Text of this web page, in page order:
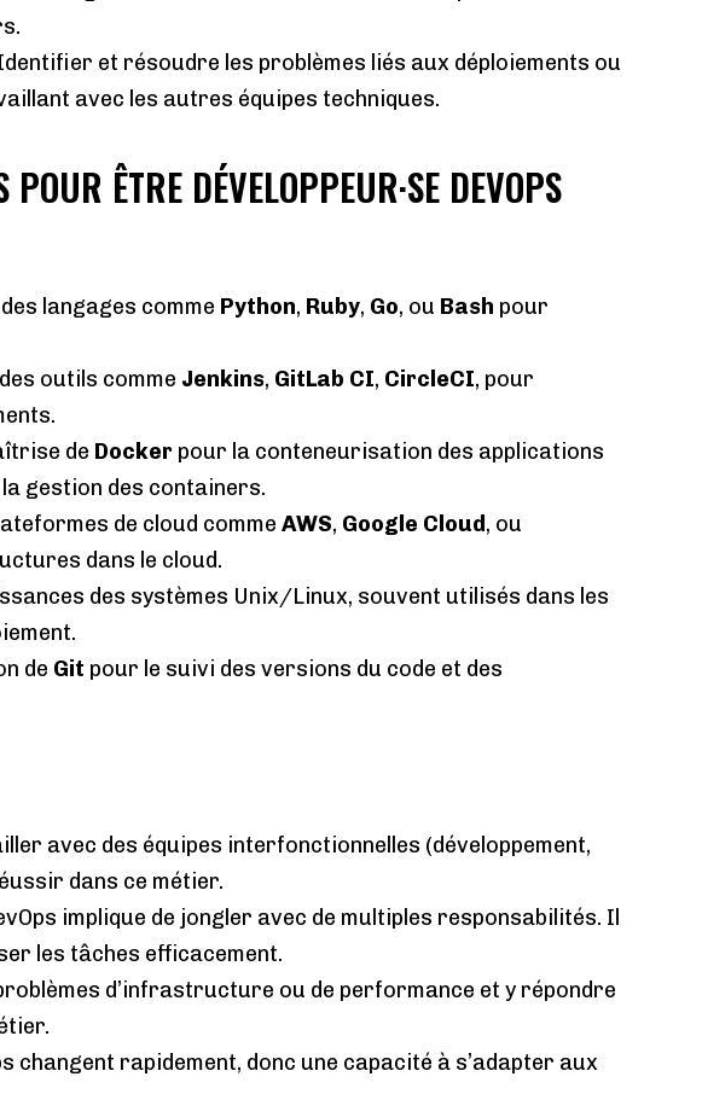
et résoudre les problèmes liés aux déploiements ou
avec les autres équipes techniques.
ÊTRE DÉVELOPPEUR·SE DEVOPS
langages comme Python, Ruby, Go, ou Bash pour
outils comme Jenkins, GitLab CI, CircleCI, pour
de Docker pour la conteneurisation des applications
gestion des containers.
de cloud comme AWS, Google Cloud, ou
dans le cloud.
des systèmes Unix/Linux, souvent utilisés dans les
de Git pour le suivi des versions du code et des
avec des équipes interfonctionnelles (développement,
dans ce métier.
implique de jongler avec de multiples responsabilités. Il
les tâches efficacement.
d’infrastructure ou de performance et y répondre
changent rapidement, donc une capacité à s’adapter aux